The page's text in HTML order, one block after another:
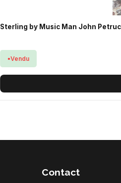
Sterling by Music Man John
Vendu
Contact